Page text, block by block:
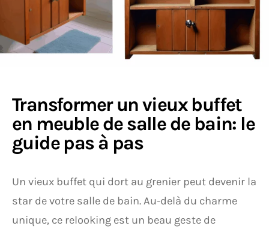
Transformer un vieux buffet
en meuble de salle de bain: le
guide pas à pas
Un vieux buffet qui dort au grenier peut devenir la
star de votre salle de bain. Au-delà du charme
unique, ce relooking est un beau geste de